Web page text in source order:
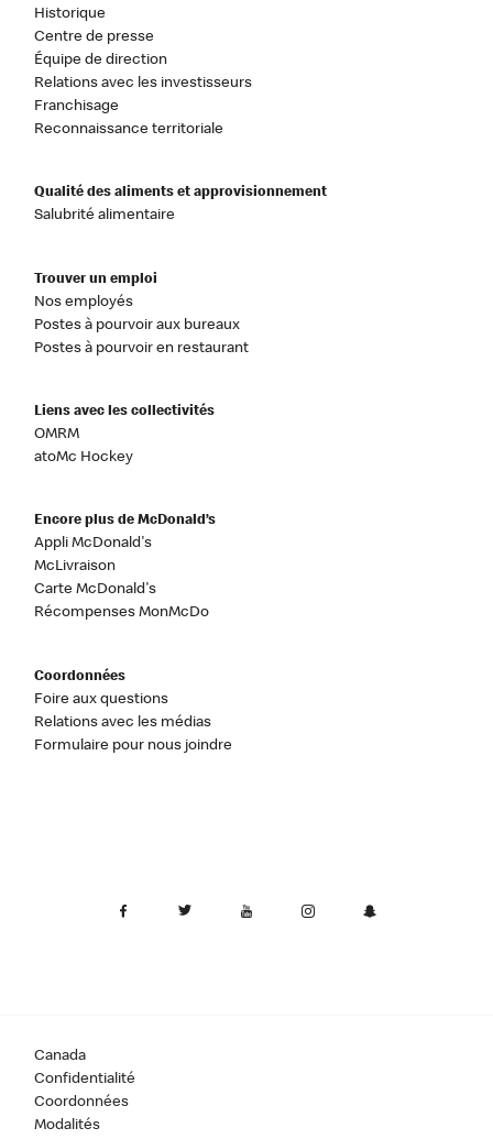
Historique
Centre de presse
Équipe de direction
Relations avec les investisseurs
Franchisage
Reconnaissance territoriale
Qualité des aliments et approvisionnement
Salubrité alimentaire
Trouver un emploi
Nos employés
Postes à pourvoir aux bureaux
Postes à pourvoir en restaurant
Liens avec les collectivités
OMRM
atoMc Hockey
Encore plus de McDonald’s
Appli McDonald's
McLivraison
Carte McDonald's
Récompenses MonMcDo
Coordonnées
Foire aux questions
Relations avec les médias
Formulaire pour nous joindre
Canada
Confidentialité
Coordonnées
Modalités